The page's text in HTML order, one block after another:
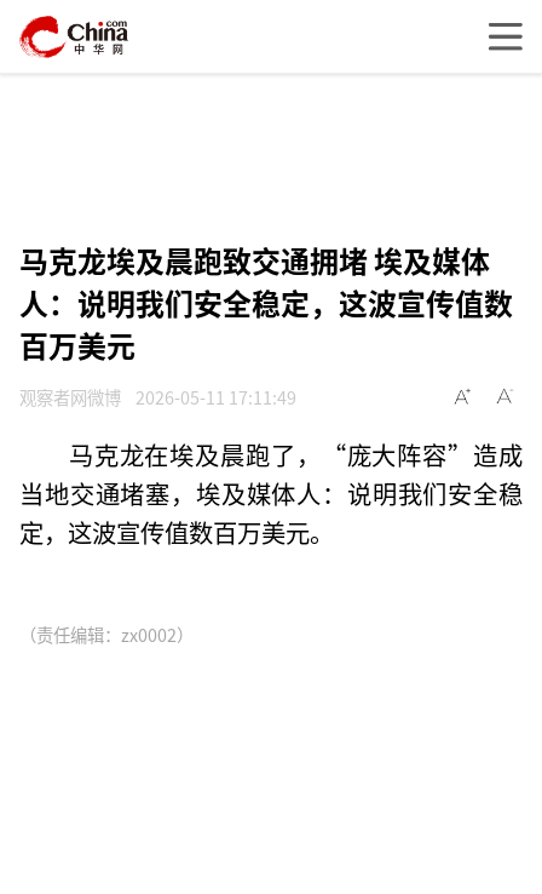
马克龙埃及晨跑致交通拥堵 埃及媒体
人：说明我们安全稳定，这波宣传值数
百万美元
观察者网微博 2026-05-11 17:11:49
马克龙在埃及晨跑了，“庞大阵容”造成
当地交通堵塞，埃及媒体人：说明我们安全稳
定，这波宣传值数百万美元。
（责任编辑：zx0002）